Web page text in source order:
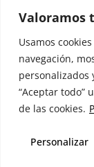
Valoramos
Usamos
navegación,
personalizados
“Aceptar todo”
de las cookies.
Personalizar
25 88 51